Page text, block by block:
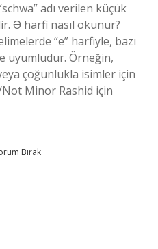
adı verilen küçük
Ə harfi nasıl okunur?
“e” harfiyle, bazı
uyumludur. Örneğin,
çoğunlukla isimler için
Minor Rashid için
Bırak